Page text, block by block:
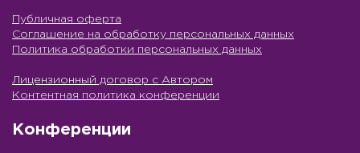
Конференции
Публичная оферта
Соглашение на обработку персональных данных
Политика обработки персональных данных
Лицензионный договор с Автором
Контентная политика конференции